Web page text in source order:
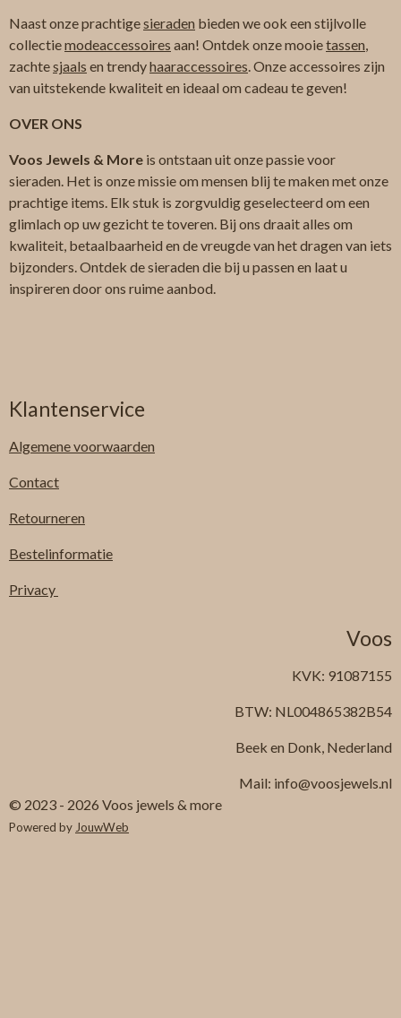
Naast onze prachtigesieraden bieden we ook een stijlvolle
collectiemodeaccessoires aan! Ontdek onze mooietassen,
zachtesjaals en trendyhaaraccessoires. Onze accessoires zijn
van uitstekende kwaliteit en ideaal om cadeau te geven!
OVER ONS
Voos Jewels & More is ontstaan uit onze passie voor
sieraden. Het is onze missie om mensen blij te maken met onze
prachtige items. Elk stuk is zorgvuldig geselecteerd om een
glimlach op uw gezicht te toveren. Bij ons draait alles om
kwaliteit, betaalbaarheid en de vreugde van het dragen van iets
bijzonders. Ontdek de sieraden die bij u passen en laat u
inspireren door ons ruime aanbod.
Klantenservice
Algemenevoorwaarden
Contact
Retourneren
Bestelinformatie
Privacy
Voos
KVK: 91087155
BTW: NL004865382B54
Beek en Donk, Nederland
Mail: info@voosjewels.nl
© 2023 - 2026 Voos jewels & more
Powered by JouwWeb